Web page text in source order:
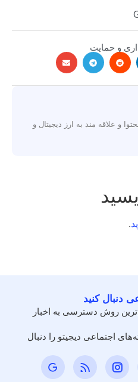
و حمایت
و علاقه مند به ارز دیجیتال و
.
دنبال کنید
روش دسترسی به اخبار
اجتماعی دیجیتو را دنبال